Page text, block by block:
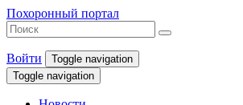
Похоронный портал
Войти
Toggle navigation
Toggle navigation